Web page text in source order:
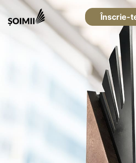
Înscrie-